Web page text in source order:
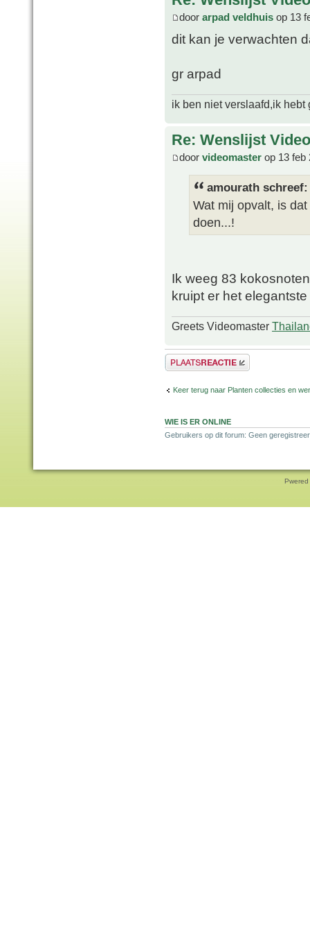
door arpad veldhuis op 13
dit kan je verwachten
gr arpad
ik ben niet verslaafd,ik
Re: Wenslijst
door videomaster op 13 feb
amourath schreef:
Wat mij opvalt, is
doen...!
Ik weeg 83
kruipt er het
Greets Videomaster
Plaats een reactie
Keer terug naar Planten collecties en
WIE IS ER ONLINE
Gebruikers op dit forum: Geen